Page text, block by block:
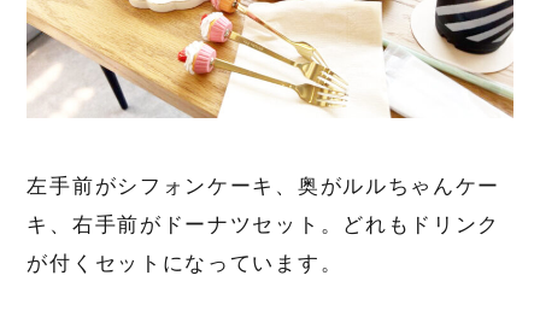
左手前がシフォンケーキ、奥がルルちゃんケー
キ、右手前がドーナツセット。どれもドリンク
が付くセットになっています。